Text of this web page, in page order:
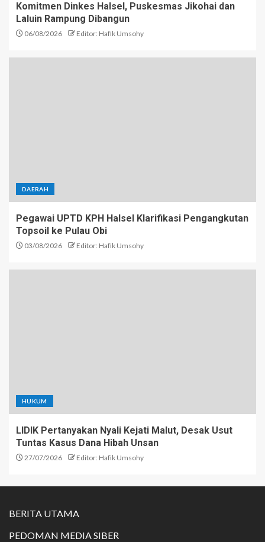
Komitmen Dinkes Halsel, Puskesmas Jikohai dan
Laluin Rampung Dibangun
06/08/2026 Editor: Hafik Umsohy
DAERAH
Pegawai UPTD KPH Halsel Klarifikasi Pengangkutan
Topsoil ke Pulau Obi
03/08/2026 Editor: Hafik Umsohy
HUKUM
LIDIK Pertanyakan Nyali Kejati Malut, Desak Usut
Tuntas Kasus Dana Hibah Unsan
27/07/2026 Editor: Hafik Umsohy
BERITA UTAMA
PEDOMAN MEDIA SIBER